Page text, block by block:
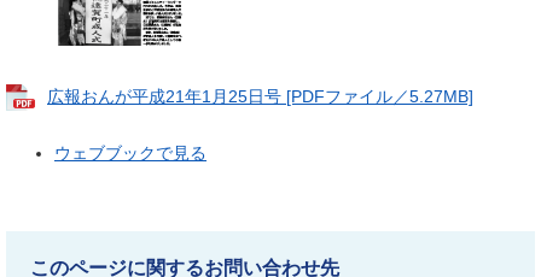
広報おんが平成21年1月25日号 [PDFファイル／5.27MB]
ウェブブックで見る
このページに関するお問い合わせ先